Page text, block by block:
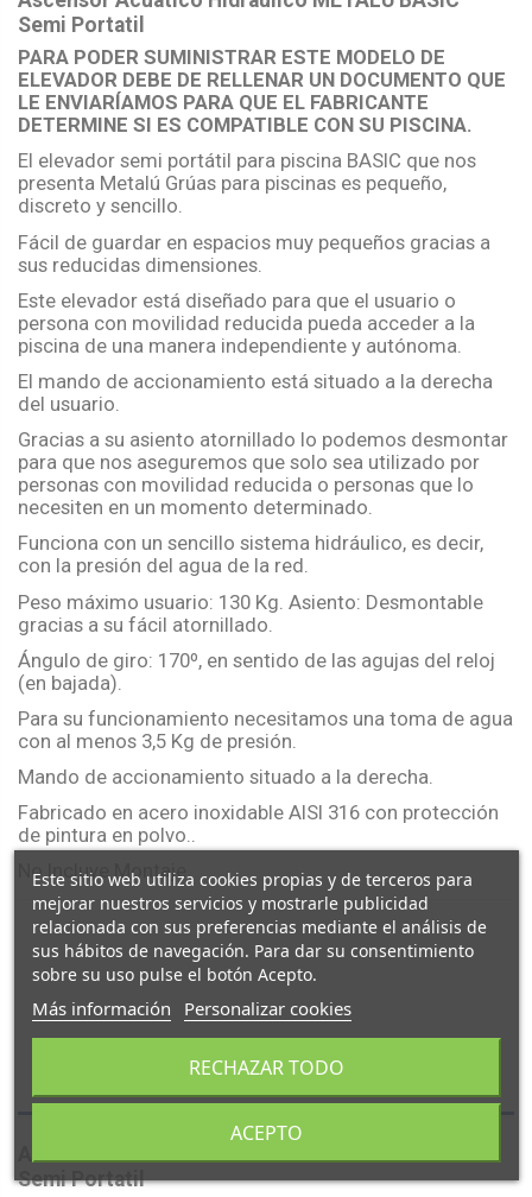
Semi Portatil
PARA PODER SUMINISTRAR ESTE MODELO DE
ELEVADOR DEBE DE RELLENAR UN DOCUMENTO QUE
LE ENVIARÍAMOS PARA QUE EL FABRICANTE
DETERMINE SI ES COMPATIBLE CON SU PISCINA.
El elevador semi portátil para piscina BASIC que nos
presenta Metalú Grúas para piscinas es pequeño,
discreto y sencillo.
Fácil de guardar en espacios muy pequeños gracias a
sus reducidas dimensiones.
Este elevador está diseñado para que el usuario o
persona con movilidad reducida pueda acceder a la
piscina de una manera independiente y autónoma.
El mando de accionamiento está situado a la derecha
del usuario.
Gracias a su asiento atornillado lo podemos desmontar
para que nos aseguremos que solo sea utilizado por
personas con movilidad reducida o personas que lo
necesiten en un momento determinado.
Funciona con un sencillo sistema hidráulico, es decir,
con la presión del agua de la red.
Peso máximo usuario: 130 Kg. Asiento: Desmontable
gracias a su fácil atornillado.
Ángulo de giro: 170º, en sentido de las agujas del reloj
(en bajada).
Para su funcionamiento necesitamos una toma de agua
con al menos 3,5 Kg de presión.
Mando de accionamiento situado a la derecha.
Fabricado en acero inoxidable AISI 316 con protección
de pintura en polvo..
No Incluye Montaje.
Ascensor Acuático Hidráulico METALU BASIC
Semi Portatil
Este sitio web utiliza cookies propias y de terceros para
mejorar nuestros servicios y mostrarle publicidad
relacionada con sus preferencias mediante el análisis de
sus hábitos de navegación. Para dar su consentimiento
sobre su uso pulse el botón Acepto.
Más información Personalizar cookies
RECHAZAR TODO
ACEPTO